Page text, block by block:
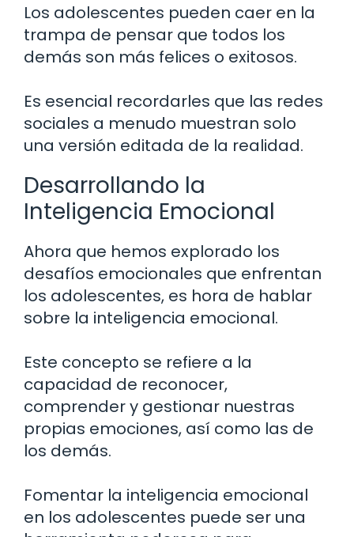
Los adolescentes pueden caer en la
trampa de pensar que todos los
demás son más felices o exitosos.
Es esencial recordarles que las redes
sociales a menudo muestran solo
una versión editada de la realidad.
Desarrollando la
Inteligencia Emocional
Ahora que hemos explorado los
desafíos emocionales que enfrentan
los adolescentes, es hora de hablar
sobre la inteligencia emocional.
Este concepto se refiere a la
capacidad de reconocer,
comprender y gestionar nuestras
propias emociones, así como las de
los demás.
Fomentar la inteligencia emocional
en los adolescentes puede ser una